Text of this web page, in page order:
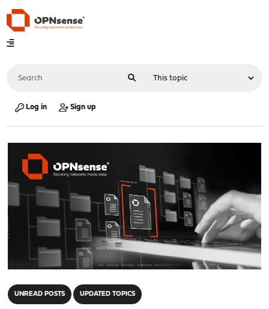
Log in Sign up
UNREAD POSTS UPDATED TOPICS